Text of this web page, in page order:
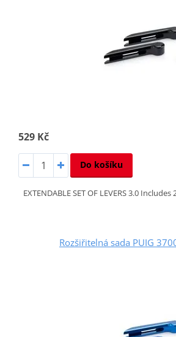
529 Kč
Do košíku
EXTENDABLE SET OF LEVERS 3.0
Rozšiřitelná sada PUIG